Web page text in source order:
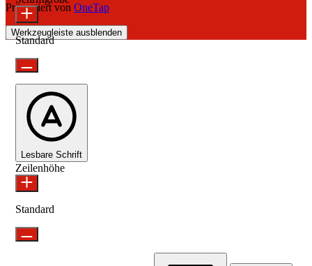
Präsentiert von OneTap
Werkzeugleiste ausblenden
Standard
Lesbare Schrift
Zeilenhöhe
Standard